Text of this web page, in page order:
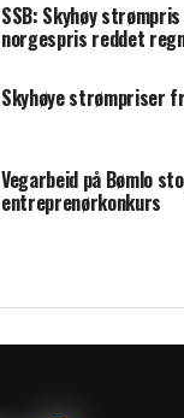
SSB: Skyhøy
norgespris reddet
Skyhøye strømpriser
Vegarbeid på Bømlo
entreprenørkonkurs